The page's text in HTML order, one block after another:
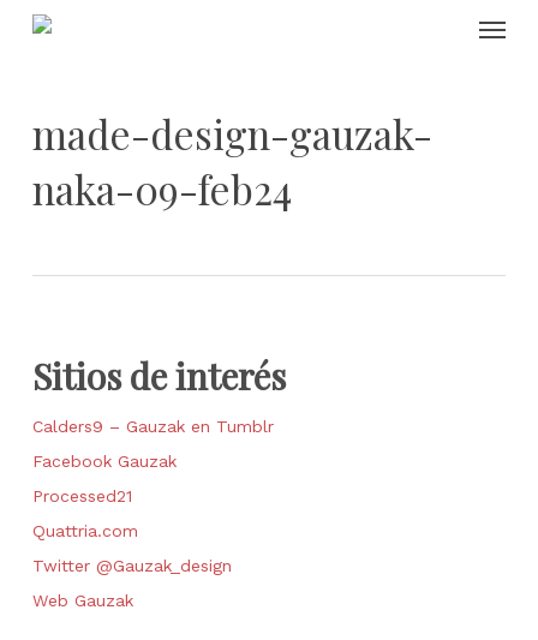
Skip
made-design-gauzak-
naka-09-feb24
Sitios de interés
Calders9 – Gauzak en Tumblr
Facebook Gauzak
Processed21
Quattria.com
Twitter @Gauzak_design
Web Gauzak